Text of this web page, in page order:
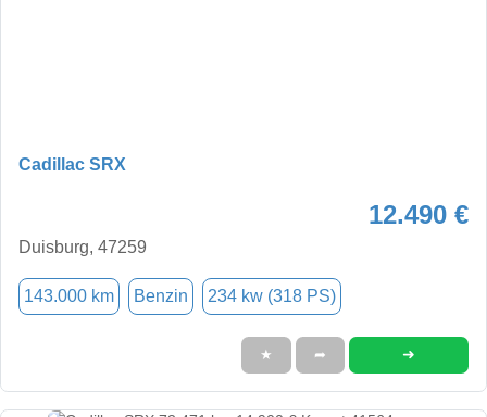
Cadillac SRX
12.490 €
Duisburg, 47259
143.000 km Benzin 234 kw (318 PS)
★ ➦ ➜